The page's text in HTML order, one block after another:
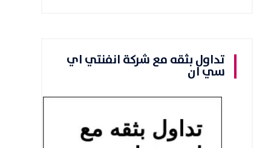
تداول بثقه مع شركة انفنتي اي
سي ان